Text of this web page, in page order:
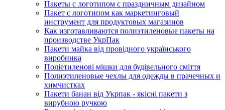
Пакеты с логотипом с праздничным дизайном
Пакет с логотипом как маркетинговый
инструмент для продуктовых магазинов
Как изготавливаются полиэтиленовые пакеты на
производстве УкрПак
Пакети майка від провідного українського
виробника
Поліетиленові мішки для будівельного сміття
Полиэтиленовые чехлы для одежды в прачечных и
химчистках
Пакети банан від Укрпак - якісні пакети з
вирубною ручкою